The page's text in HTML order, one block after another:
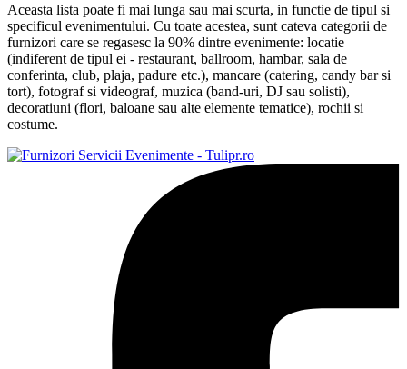
Aceasta lista poate fi mai lunga sau mai scurta, in functie de tipul si
specificul evenimentului. Cu toate acestea, sunt cateva categorii de
furnizori care se regasesc la 90% dintre evenimente: locatie
(indiferent de tipul ei - restaurant, ballroom, hambar, sala de
conferinta, club, plaja, padure etc.), mancare (catering, candy bar si
tort), fotograf si videograf, muzica (band-uri, DJ sau solisti),
decoratiuni (flori, baloane sau alte elemente tematice), rochii si
costume.